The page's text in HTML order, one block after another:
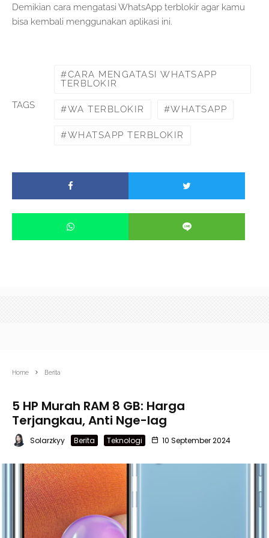
Demikian cara mengatasi WhatsApp terblokir agar kamu
bisa kembali menggunakan aplikasi ini.
TAGS
CARA MENGATASI WHATSAPP
TERBLOKIR
WA TERBLOKIR WHATSAPP
WHATSAPP TERBLOKIR
Home Berita
5 HP Murah RAM 8 GB: Harga
Terjangkau, Anti Nge-lag
Solarzkyy Berita Teknologi 10 September 2024